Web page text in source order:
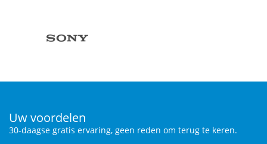
Uw voordelen
30-daagse gratis ervaring, geen reden om terug te keren.